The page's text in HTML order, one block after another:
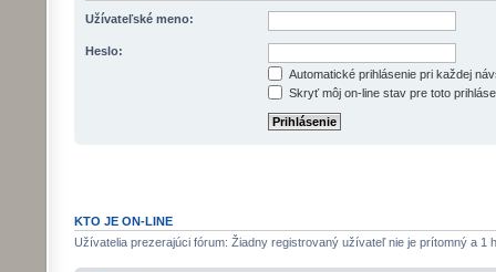
Užívateľské meno:
Heslo:
Automatické prihlásenie pri každej
Skryť môj on-line stav pre toto
KTO JE ON-LINE
Užívatelia prezerajúci fórum: Žiadny registrovaný užívateľ nie je prítomný a 1